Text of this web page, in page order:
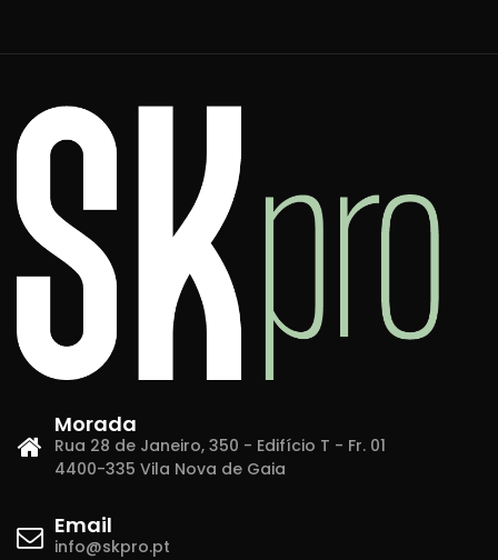
Morada
Rua 28 de Janeiro, 350 - Edifício T - Fr. 01
4400-335 Vila Nova de Gaia
Email
info@skpro.pt